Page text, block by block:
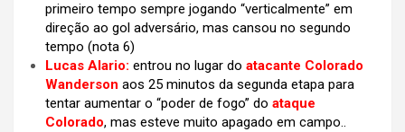
primeiro tempo sempre jogando “verticalmente” em
direção ao gol adversário, mas cansou no segundo
tempo (nota 6)
Lucas Alario: entrou no lugar do atacante Colorado
Wanderson aos 25 minutos da segunda etapa para
tentar aumentar o “poder de fogo” do ataque
Colorado, mas esteve muito apagado em campo..